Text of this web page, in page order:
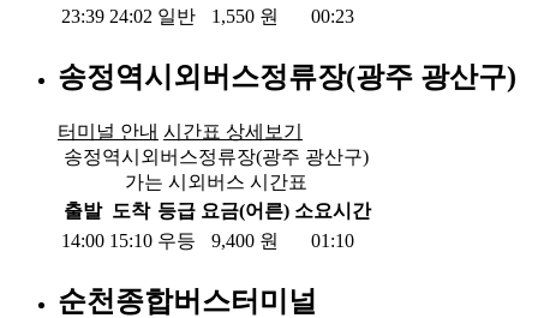
23:39 24:02 일반 1,550 원 00:23
송정역시외버스정류장(광주 광산구)
터미널 안내 시간표 상세보기
송정역시외버스정류장(광주 광산구)
가는 시외버스 시간표
출발 도착 등급 요금(어른) 소요시간
14:00 15:10 우등 9,400 원 01:10
순천종합버스터미널